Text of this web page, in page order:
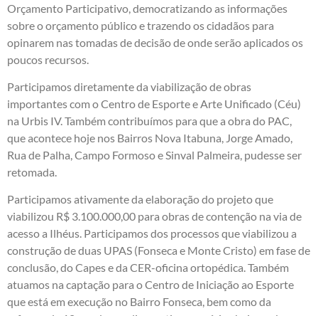
Orçamento Participativo, democratizando as informações
sobre o orçamento público e trazendo os cidadãos para
opinarem nas tomadas de decisão de onde serão aplicados os
poucos recursos.
Participamos diretamente da viabilização de obras
importantes com o Centro de Esporte e Arte Unificado (Céu)
na Urbis IV. Também contribuímos para que a obra do PAC,
que acontece hoje nos Bairros Nova Itabuna, Jorge Amado,
Rua de Palha, Campo Formoso e Sinval Palmeira, pudesse ser
retomada.
Participamos ativamente da elaboração do projeto que
viabilizou R$ 3.100.000,00 para obras de contenção na via de
acesso a Ilhéus. Participamos dos processos que viabilizou a
construção de duas UPAS (Fonseca e Monte Cristo) em fase de
conclusão, do Capes e da CER-oficina ortopédica. Também
atuamos na captação para o Centro de Iniciação ao Esporte
que está em execução no Bairro Fonseca, bem como da